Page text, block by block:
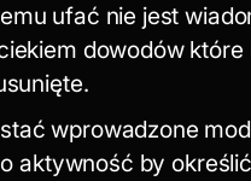
ufać nie jest
dowodów
wprowadzone
aktywność by